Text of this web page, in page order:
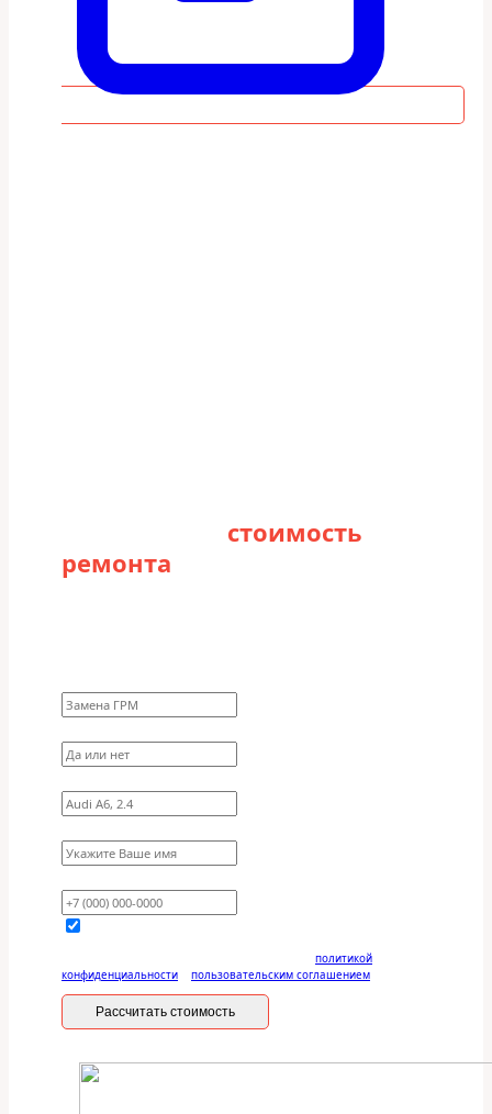
стоимость
ремонта
политикой
конфиденциальности
пользовательским соглашением
Рассчитать стоимость